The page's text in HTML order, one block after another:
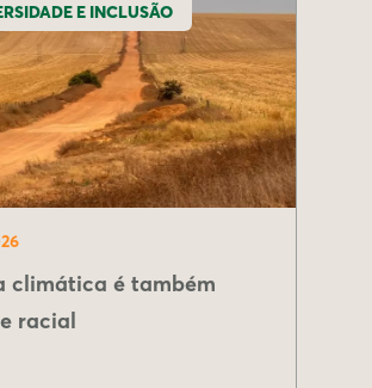
E INCLUSÃO
climática é também
racial